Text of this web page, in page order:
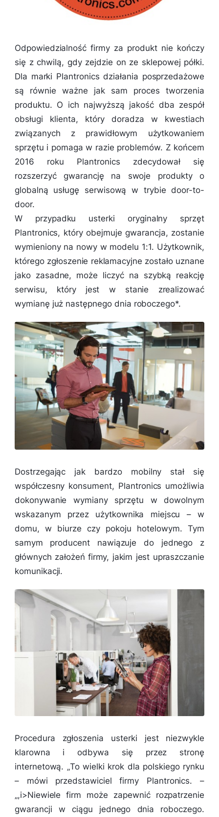
Odpowiedzialność firmy za produkt nie kończy
się z chwilą, gdy zejdzie on ze sklepowej półki.
Dla marki Plantronics działania posprzedażowe
są równie ważne jak sam proces tworzenia
produktu. O ich najwyższą jakość dba zespół
obsługi klienta, który doradza w kwestiach
związanych z prawidłowym użytkowaniem
sprzętu i pomaga w razie problemów. Z końcem
2016 roku Plantronics zdecydował się
rozszerzyć gwarancję na swoje produkty o
globalną usługę serwisową w trybie door-to-
door.
W przypadku usterki oryginalny sprzęt
Plantronics, który obejmuje gwarancja, zostanie
wymieniony na nowy w modelu 1:1. Użytkownik,
którego zgłoszenie reklamacyjne zostało uznane
jako zasadne, może liczyć na szybką reakcję
serwisu, który jest w stanie zrealizować
wymianę już następnego dnia roboczego*.
Dostrzegając jak bardzo mobilny stał się
współczesny konsument, Plantronics umożliwia
dokonywanie wymiany sprzętu w dowolnym
wskazanym przez użytkownika miejscu – w
domu, w biurze czy pokoju hotelowym. Tym
samym producent nawiązuje do jednego z
głównych założeń firmy, jakim jest upraszczanie
komunikacji.
Procedura zgłoszenia usterki jest niezwykle
klarowna i odbywa się przez stronę
internetową. „To wielki krok dla polskiego rynku
– mówi przedstawiciel firmy Plantronics. –
„,i>Niewiele firm może zapewnić rozpatrzenie
gwarancji w ciągu jednego dnia roboczego.